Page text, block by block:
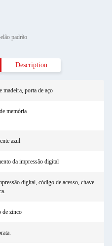
padrão
Description
madeira, porta de aço
memória
azul
da impressão digital
digital, código de acesso, chave
de zinco